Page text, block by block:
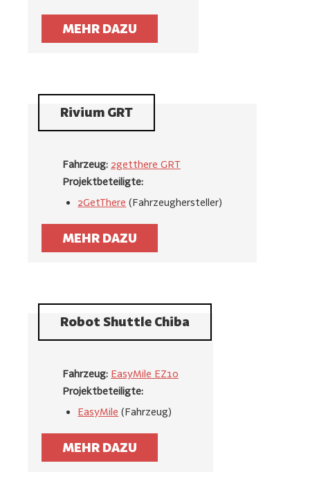
MEHR DAZU
Rivium GRT
Fahrzeug: 2getthere GRT
Projektbeteiligte:
2GetThere (Fahrzeughersteller)
MEHR DAZU
Robot Shuttle Chiba
Fahrzeug: EasyMile EZ10
Projektbeteiligte:
EasyMile (Fahrzeug)
MEHR DAZU